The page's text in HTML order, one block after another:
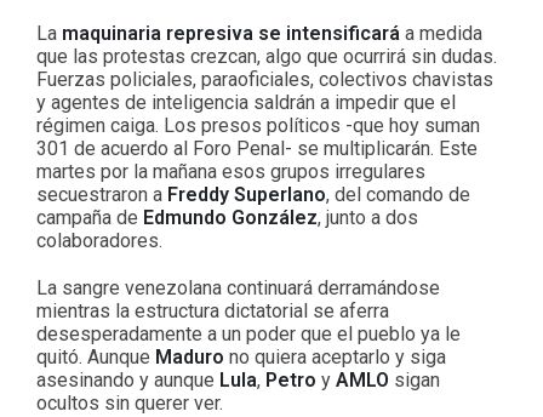
La maquinaria represiva se intensificará a medida
que las protestas crezcan, algo que ocurrirá sin dudas.
Fuerzas policiales, paraoficiales, colectivos chavistas
y agentes de inteligencia saldrán a impedir que el
régimen caiga. Los presos políticos -que hoy suman
301 de acuerdo al Foro Penal- se multiplicarán. Este
martes por la mañana esos grupos irregulares
secuestraron a Freddy Superlano, del comando de
campaña de Edmundo González, junto a dos
colaboradores.
La sangre venezolana continuará derramándose
mientras la estructura dictatorial se aferra
desesperadamente a un poder que el pueblo ya le
quitó. Aunque Maduro no quiera aceptarlo y siga
asesinando y aunque Lula, Petro y AMLO sigan
ocultos sin querer ver.